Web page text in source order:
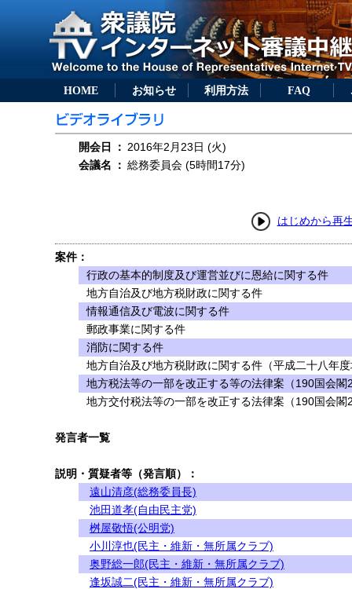
HOME お知らせ 利用方法 FAQ
開会日 ： 2016年2月23日 (火)
会議名
： 総務委員会 (5時間17分)
はじめから再
案件：
行政の基本的制度及び運営並びに恩給に関する件
地方自治及び地方税財政に関する件
情報通信及び電波に関する件
郵政事業に関する件
消防に関する件
地方自治及び地方税財政に関する件（平成二十八年
地方税法等の一部を改正する等の法律案（190国会閣
地方交付税法等の一部を改正する法律案（190国会閣
発言者一覧
説明・質疑者等（発言順）：
遠山清彦(総務委員長)
池田道孝(自由民主党)
桝屋敬悟(公明党)
小川淳也(民主・維新・無所属クラブ)
奥野総一郎(民主・維新・無所属クラブ)
逢坂誠二(民主・維新・無所属クラブ)